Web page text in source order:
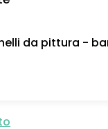
da pittura -